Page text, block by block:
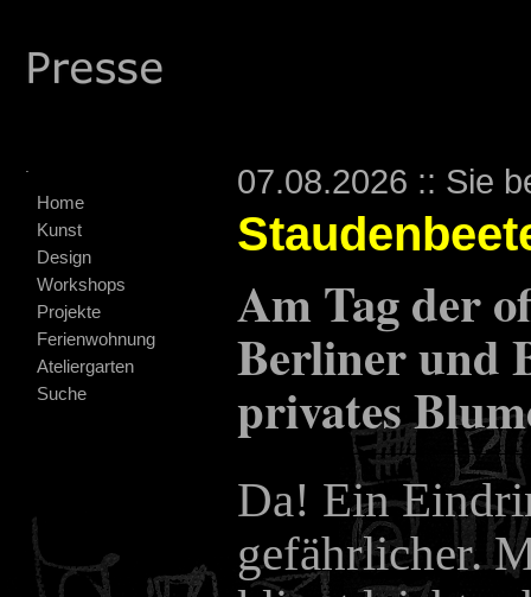
Home
Kunst
Design
Workshops
Projekte
Ferienwohnung
Ateliergarten
Suche
07.08.2026 :: Sie
Am Tag der
Berliner und
privates
Da! Ein
gefährlicher.